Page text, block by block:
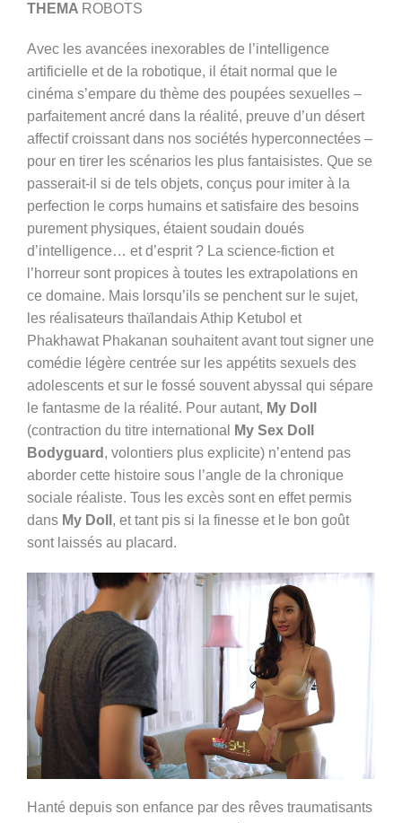
THEMA ROBOTS
Avec les avancées inexorables de l’intelligence
artificielle et de la robotique, il était normal que le
cinéma s’empare du thème des poupées sexuelles –
parfaitement ancré dans la réalité, preuve d’un désert
affectif croissant dans nos sociétés hyperconnectées –
pour en tirer les scénarios les plus fantaisistes. Que se
passerait-il si de tels objets, conçus pour imiter à la
perfection le corps humains et satisfaire des besoins
purement physiques, étaient soudain doués
d’intelligence… et d’esprit ? La science-fiction et
l’horreur sont propices à toutes les extrapolations en
ce domaine. Mais lorsqu’ils se penchent sur le sujet,
les réalisateurs thaïlandaisAthip Ketubol et
Phakhawat Phakanan souhaitent avant tout signer une
comédie légère centrée sur les appétits sexuels des
adolescents et sur le fossé souvent abyssal qui sépare
le fantasme de la réalité. Pour autant, My Doll
(contraction du titre international
My Sex Doll
Bodyguard , volontiers plus explicite) n’entend pas
aborder cette histoire sous l’angle de la chronique
sociale réaliste. Tous les excès sont en effet permis
dans My Doll , et tant pis si la finesse et le bon goût
sont laissés au placard.
Hanté depuis son enfance par des rêves traumatisants